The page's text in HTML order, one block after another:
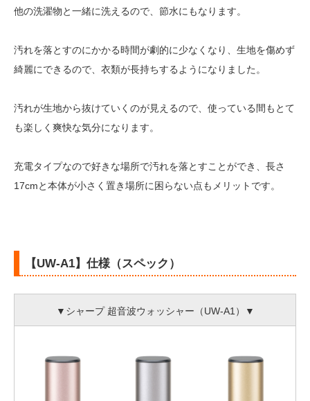
他の洗濯物と一緒に洗えるので、節水にもなります。
汚れを落とすのにかかる時間が劇的に少なくなり、生地を傷めず
綺麗にできるので、衣類が長持ちするようになりました。
汚れが生地から抜けていくのが見えるので、使っている間もとて
も楽しく爽快な気分になります。
充電タイプなので好きな場所で汚れを落とすことができ、長さ
17cmと本体が小さく置き場所に困らない点もメリットです。
【UW-A1】仕様（スペック）
▼シャープ 超音波ウォッシャー（UW-A1）▼